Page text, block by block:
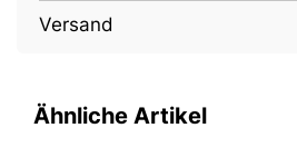
Versand
Ähnliche Artikel